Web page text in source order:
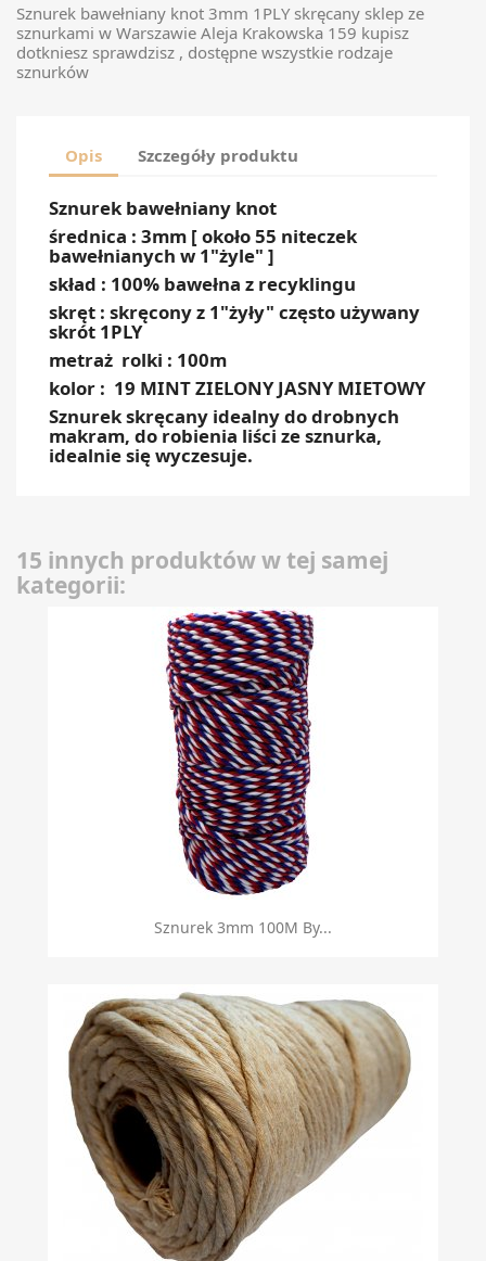
Sznurek bawełniany knot 3mm 1PLY skręcany sklep ze
sznurkami w Warszawie Aleja Krakowska 159 kupisz
dotkniesz sprawdzisz , dostępne wszystkie rodzaje
sznurków
Opis Szczegóły produktu
Sznurek bawełniany knot
średnica : 3mm [ około 55 niteczek
bawełnianych w 1"żyle" ]
skład : 100% bawełna z recyklingu
skręt : skręcony z 1"żyły" często używany
skrót 1PLY
metraż rolki : 100m
kolor : 19 MINT ZIELONY JASNY MIETOWY
Sznurek skręcany idealny do drobnych
makram, do robienia liści ze sznurka,
idealnie się wyczesuje.
15 innych produktów w tej samej
kategorii:
Sznurek 3mm 100M By...